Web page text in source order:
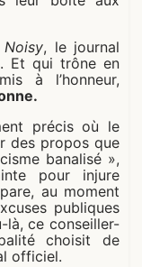
, le journal
Et qui trône en
à l’honneur,
précis où le
des propos que
banalisé »,
pour injure
au moment
publiques
là, ce conseiller-
choisit de
officiel.